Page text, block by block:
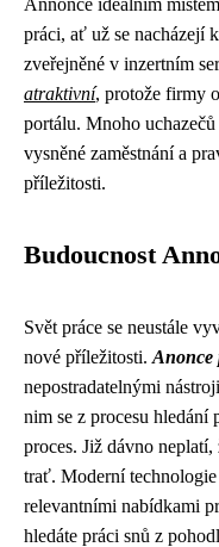
Annonce ideálním
práci, ať už se nacházejí
zveřejněné v inzertním
atraktivní, protože firmy
portálu. Mnoho
vysněné zaměstnání a
příležitosti.
Budoucnost
Svět práce se neustále
nové příležitosti. Anonce
nepostradatelnými
nim se z procesu hledání
proces. Již dávno
trať. Moderní
relevantními nabídkami
hledáte práci snů z